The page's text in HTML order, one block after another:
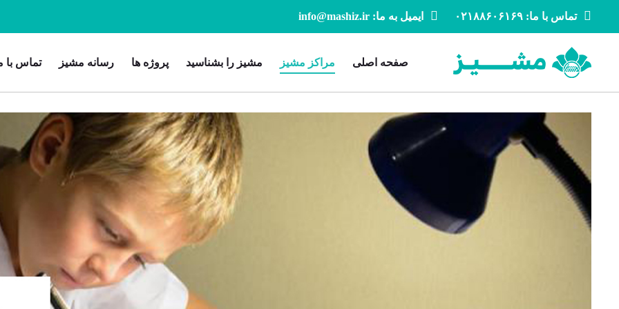
تماس با ما: ۰۲۱۸۸۶۰۶۱۶۹ ایمیل به ما: info@mashiz.ir
صفحه اصلی مراکز مشیز مشیز را بشناسید پروژه ها رسانه مشیز تماس با